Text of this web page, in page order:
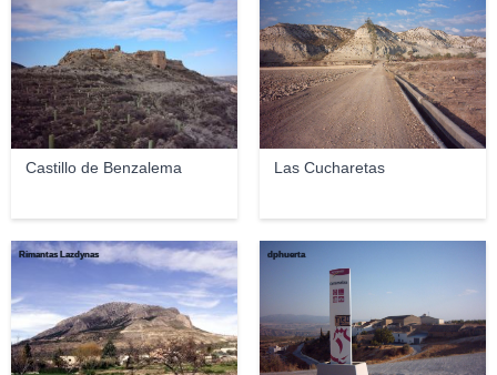
Castillo de Benzalema Las Cucharetas
Rimantas Lazdynas dphuerta